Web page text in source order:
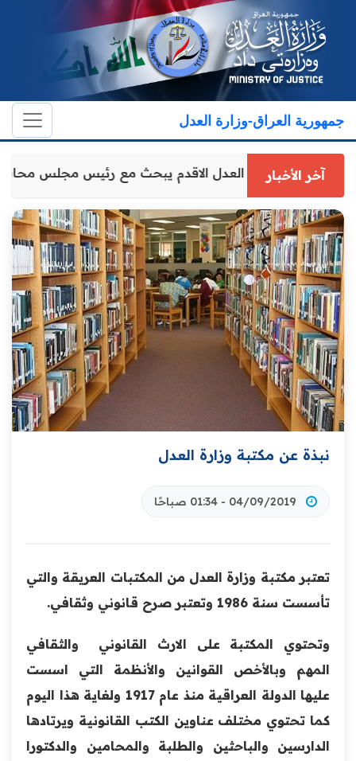
جمهورية العراق-وزارة العدل
آخر الأخباروكيل وزارة العدل الاقدم يبحث مع رئيس مجلس
نبذة عن مكتبة وزارة العدل
04/09/2019 - 01:34 صباحًا
تعتبر مكتبة وزارة العدل من المكتبات العريقة والتي
تأسست سنة 1986 وتعتبر صرح قانوني وثقافي.
وتحتوي المكتبة على الارث القانوني والثقافي
المهم وبالأخص القوانين والأنظمة التي اسست
عليها الدولة العراقية منذ عام 1917 ولغاية هذا اليوم
كما تحتوي مختلف عناوين الكتب القانونية ويرتادها
الدارسين والباحثين والطلبة والمحامين والدكتورا